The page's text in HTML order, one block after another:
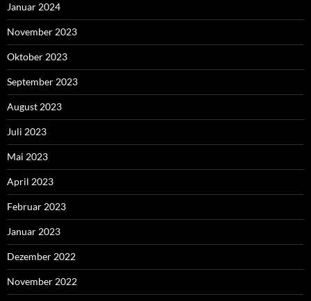
Januar 2024
November 2023
Oktober 2023
September 2023
August 2023
Juli 2023
Mai 2023
April 2023
Februar 2023
Januar 2023
Dezember 2022
November 2022